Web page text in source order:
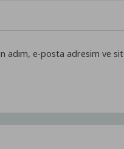
adım, e-posta adresim ve